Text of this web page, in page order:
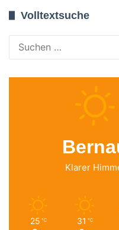
Volltextsuche
Klarer
25 ℃ 31 ℃